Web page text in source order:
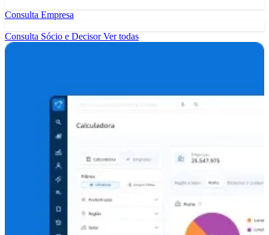
Consulta Empresa
Consulta Sócio e DecisorVer todas